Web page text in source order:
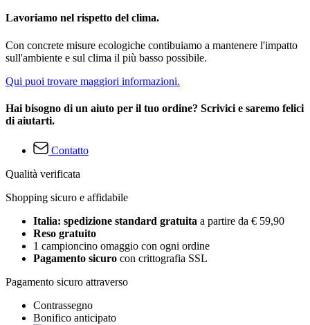
Lavoriamo nel rispetto del clima.
Con concrete misure ecologiche contibuiamo a mantenere l'impatto
sull'ambiente e sul clima il più basso possibile.
Qui puoi trovare maggiori informazioni.
Hai bisogno di un aiuto per il tuo ordine? Scrivici e saremo felici
di aiutarti.
Contatto
Qualità verificata
Shopping sicuro e affidabile
Italia: spedizione standard gratuita a partire da € 59,90
Reso gratuito
1 campioncino omaggio con ogni ordine
Pagamento sicuro con crittografia SSL
Pagamento sicuro attraverso
Contrassegno
Bonifico anticipato